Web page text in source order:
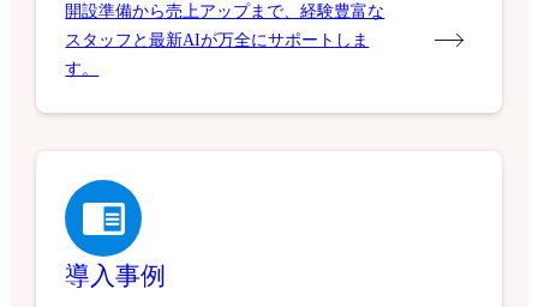
開設準備から売上アップまで、経験豊富な
スタッフと最新AIが万全にサポートしま
す。
導入事例